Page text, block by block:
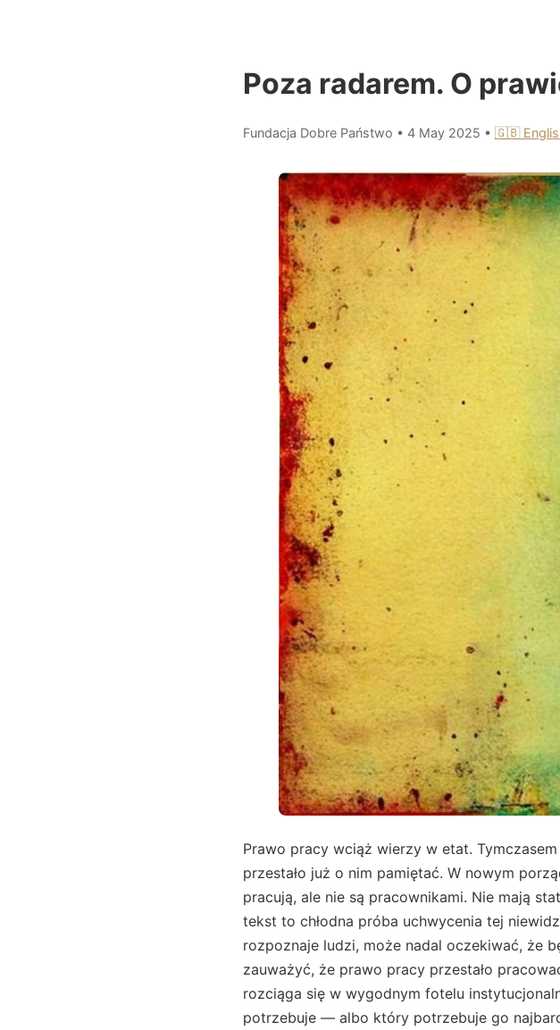
Poza radarem. O
Fundacja Dobre Państwo • 4 May 2025 • 🇬🇧
Prawo pracy wciąż wierzy w etat.
przestało już o nim pamiętać. W nowym
pracują, ale nie są pracownikami. Nie mają
tekst to chłodna próba uchwycenia tej
rozpoznaje ludzi, może nadal oczekiwać, że
zauważyć, że prawo pracy przestało
rozciąga się w wygodnym fotelu
potrzebuje — albo który potrzebuje go